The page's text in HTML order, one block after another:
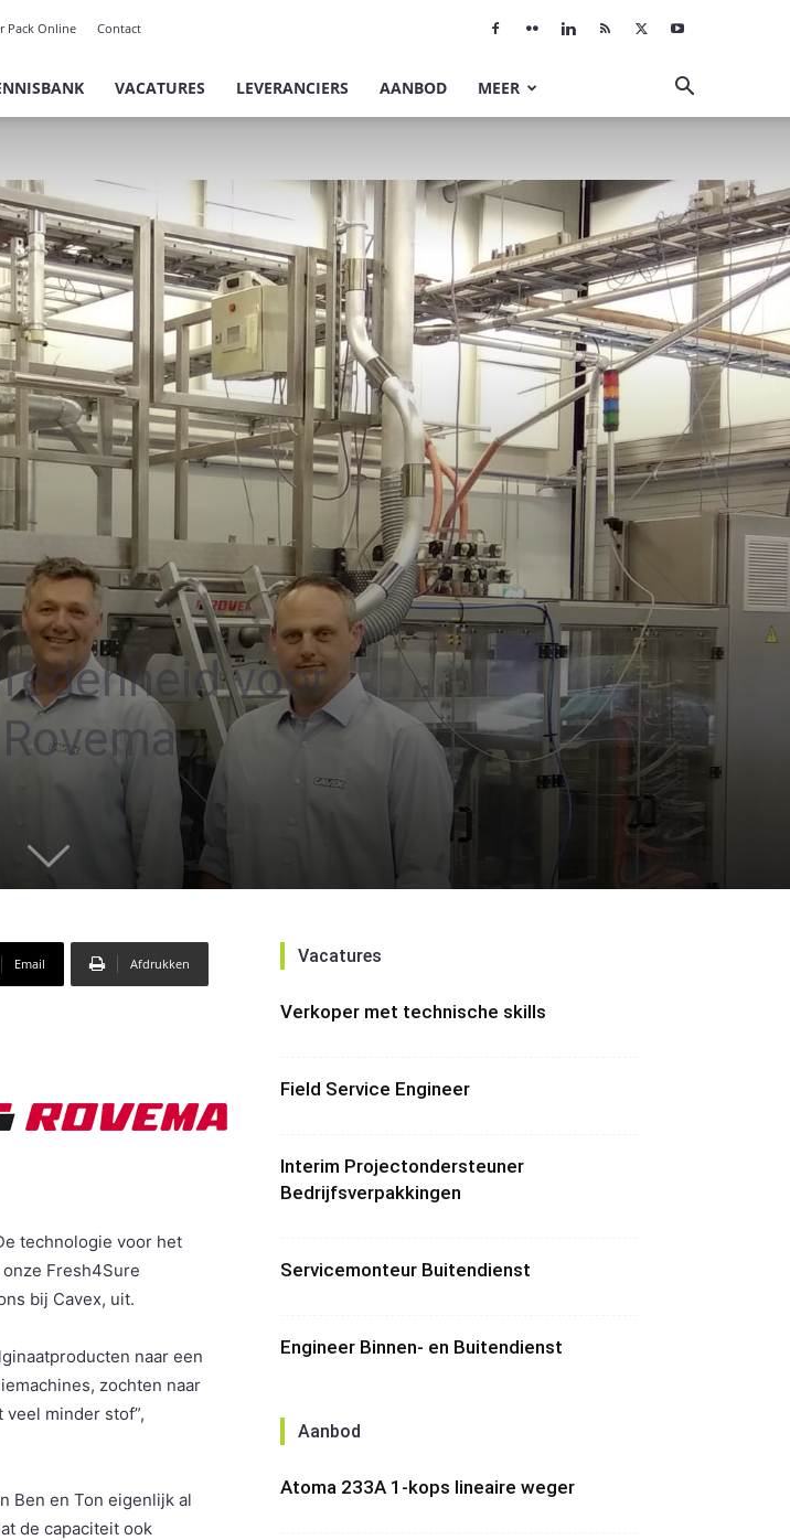
Pack Online Contact
VACATURES LEVERANCIERS AANBOD MEER
voor
Email Afdrukken
technologie voor het
Fresh4Sure
bij Cavex, uit.
naar een
zochten naar
minder stof”,
Ben en Ton eigenlijk al
de capaciteit ook
Vacatures
Verkoper met technische skills
Field Service Engineer
Interim Projectondersteuner
Bedrijfsverpakkingen
Servicemonteur Buitendienst
Engineer Binnen- en Buitendienst
Aanbod
Atoma 233A 1-kops lineaire weger